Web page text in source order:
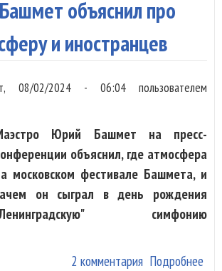
объяснил про
и иностранцев
08/02/2024 - 06:04пользователем
Юрий Башмет на пресс-
объяснил, где атмосфера
московском фестивале Башмета, и
он сыграл в день рождения
симфонию
Подробнее
2 комментария